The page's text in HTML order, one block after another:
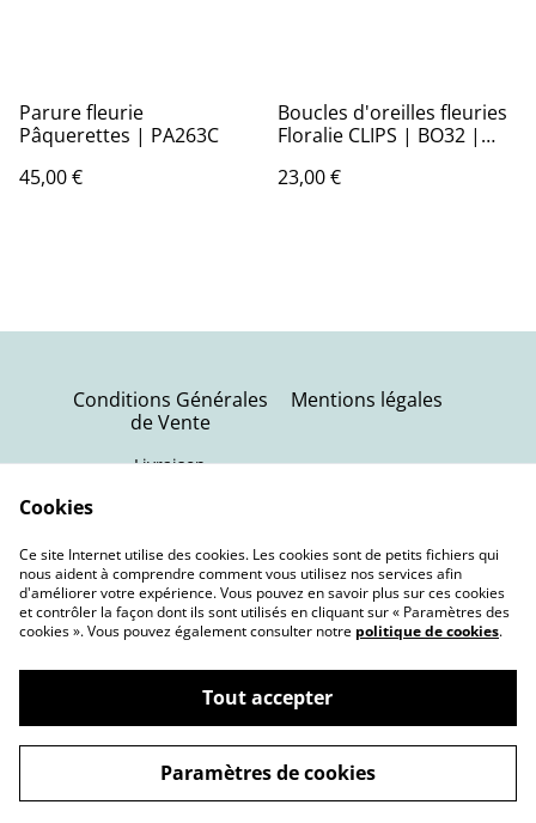
Parure fleurie
Pâquerettes | PA263C
45,00 €
Boucles d'oreilles fleuries
Floralie CLIPS | BO32 |
23,00 €
Conditions Générales
de Vente
Livraison
Mentions légales
Politique de cookies
©2026Terra Nebula | Bijoux oniriques
powered by
Cookies
Ce site Internet utilise des cookies. Les cookies sont de petits fichiers qui
nous aident à comprendre comment vous utilisez nos services afin
d'améliorer votre expérience. Vous pouvez en savoir plus sur ces cookies
et contrôler la façon dont ils sont utilisés en cliquant sur « Paramètres des
cookies ». Vous pouvez également consulter notre politique de cookies.
Tout accepter
Paramètres de cookies